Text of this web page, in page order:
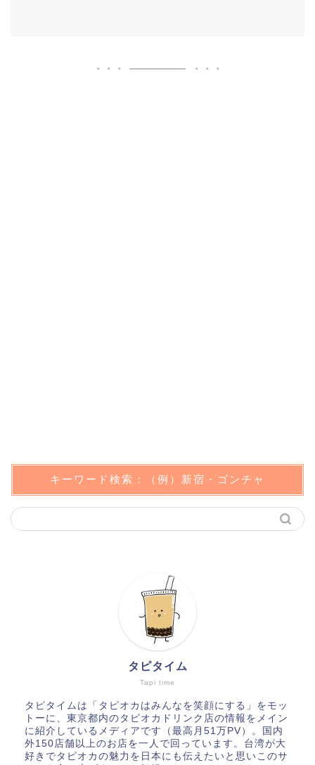
キーワード検索：（例）新宿・ゴンチャ
Tapi time
タピタイム
タピタイムは「タピオカはみんなを笑顔にする」をモッ
トーに、東京都内のタピオカドリンク店の情報をメイン
に紹介しているメディアです（最高月51万PV）。国内
外150店舗以上のお店を一人で回っています。台湾が大
好きでタピオカの魅力を日本にも伝えたいと思いこのサ